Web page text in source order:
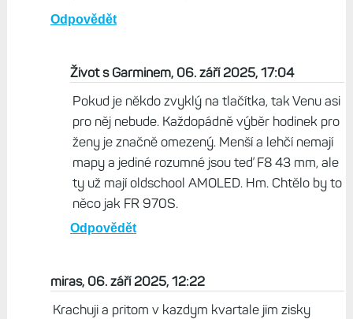
Odpovědět
Život s Garminem, 06. září 2025, 17:04
Pokud je někdo zvyklý na tlačítka, tak Venu asi
pro něj nebude. Každopádně výběr hodinek pro
ženy je značně omezený. Menší a lehčí nemají
mapy a jediné rozumné jsou teď F8 43 mm, ale
ty už mají oldschool AMOLED. Hm. Chtělo by to
něco jak FR 970S.
Odpovědět
miras, 06. září 2025, 12:22
Krachuji a pritom v kazdym kvartale jim zisky